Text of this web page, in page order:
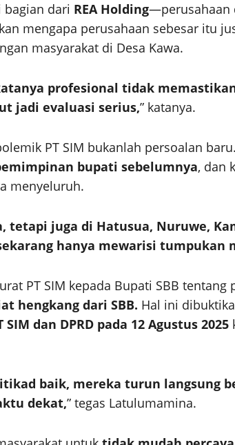
bagian dari REA Holding—perusahaan
mengapa perusahaan sebesar itu
masyarakat di Desa Kawa.
profesional tidak
jadi evaluasi serius,” katanya.
PT SIM bukanlah persoalan
bupati sebelumnya, dan
menyeluruh.
tetapi juga di Hatusua, Nuruwe,
hanya mewarisi tumpukan
PT SIM kepada Bupati SBB
hengkang dari SBB. Hal ini
dan DPRD pada 12 Agustus 2025
baik, mereka turun langsung
dekat,” tegas Latulumamina.